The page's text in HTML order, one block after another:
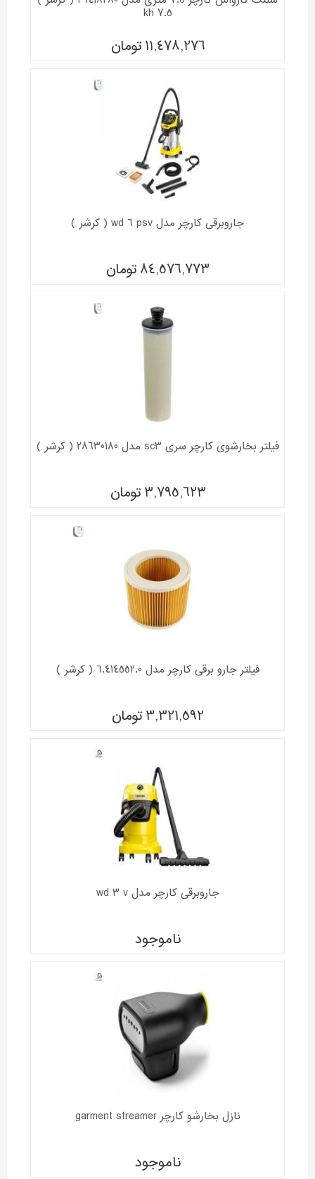
kh 7.5
11,478,276 تومان
جاروبرقی کارچر مدل wd 6 psv ( کرشر )
84,576,773 تومان
فیلتر بخارشوی کارچر سری sc3 مدل 28630180 ( کرشر )
3,795,623 تومان
فیلتر جارو برقی کارچر مدل 6.414552.0 ( کرشر )
3,321,592 تومان
جاروبرقی کارچر مدل wd 3 v
ناموجود
نازل بخارشو کارچر garment streamer
ناموجود